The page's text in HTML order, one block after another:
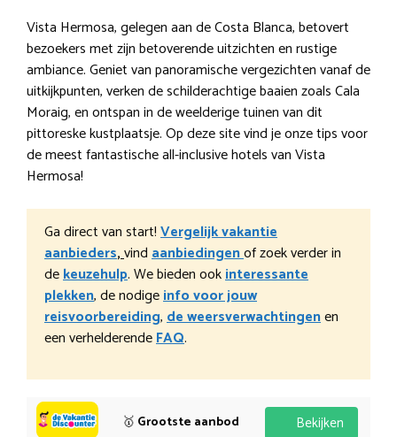
Vista Hermosa, gelegen aan de Costa Blanca, betovert
bezoekers met zijn betoverende uitzichten en rustige
ambiance. Geniet van panoramische vergezichten vanaf de
uitkijkpunten, verken de schilderachtige baaien zoals Cala
Moraig, en ontspan in de weelderige tuinen van dit
pittoreske kustplaatsje. Op deze site vind je onze tips voor
de meest fantastische all-inclusive hotels van Vista
Hermosa!
Ga direct van start!Vergelijk vakantie
aanbieders,vindaanbiedingenof zoek verder in
dekeuzehulp. We bieden ookinteressante
plekken, de nodigeinfo voor jouw
reisvoorbereiding,de weersverwachtingenen
een verhelderendeFAQ.
🥇 Grootste aanbod Bekijken